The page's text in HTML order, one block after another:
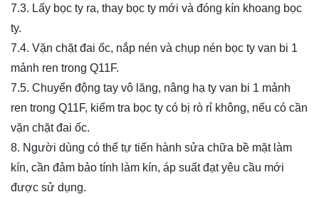
7.3. Lấy bọc ty ra, thay bọc ty mới và đóng kín khoang bọc
ty.
7.4. Vặn chặt đai ốc, nắp nén và chụp nén bọc ty van bi 1
mảnh ren trong Q11F.
7.5. Chuyển động tay vô lăng, nâng hạ ty van bi 1 mảnh
ren trong Q11F, kiểm tra bọc ty có bị rò rỉ không, nếu có cần
vặn chặt đai ốc.
8. Người dùng có thể tự tiến hành sửa chữa bề mặt làm
kín, cần đảm bảo tính làm kín, áp suất đạt yêu cầu mới
được sử dụng.